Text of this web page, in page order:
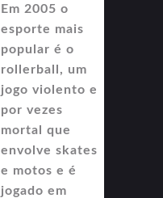
Em 2005 o
esporte mais
popular é o
rollerball, um
jogo violento e
por vezes
mortal que
envolve skates
e motos e é
jogado em